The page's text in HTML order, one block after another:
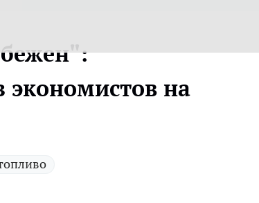
экономистов на